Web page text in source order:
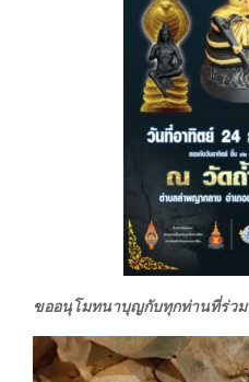
ขออนุโมทนาบุญกับทุกท่านที่ร่